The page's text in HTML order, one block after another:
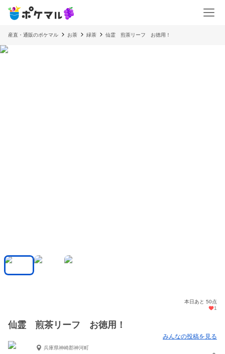
産直・通販のポケマル お茶 緑茶 仙霊 煎茶リーフ お徳用！
本日あと 50点
1
仙霊 煎茶リーフ お徳用！
みんなの投稿を見る
兵庫県神崎郡神河町